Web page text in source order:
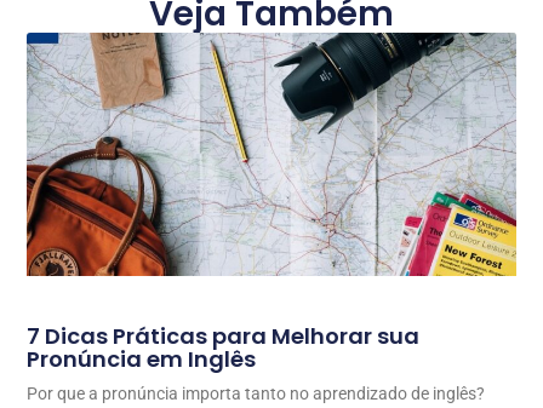
Veja Também
7 Dicas Práticas para Melhorar sua
Pronúncia em Inglês
Por que a pronúncia importa tanto no aprendizado de inglês?